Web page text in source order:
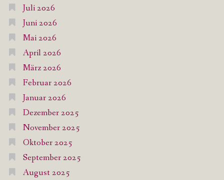
Juli 2026
Juni 2026
Mai 2026
April 2026
März 2026
Februar 2026
Januar 2026
Dezember 2025
November 2025
Oktober 2025
September 2025
August 2025